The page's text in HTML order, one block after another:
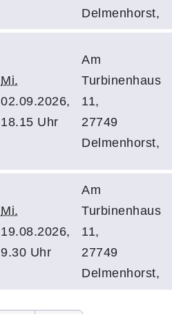
Delmenhorst,
Mi.
02.09.2026,
18.15 Uhr
Am
Turbinenhaus
11,
27749
Delmenhorst,
Mi.
19.08.2026,
9.30 Uhr
Am
Turbinenhaus
11,
27749
Delmenhorst,